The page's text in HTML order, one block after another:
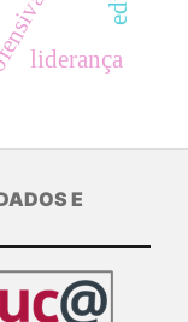
liderança
E